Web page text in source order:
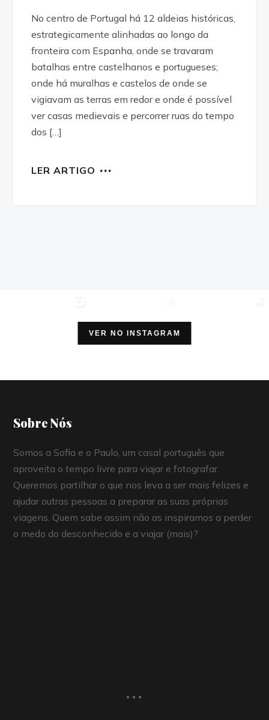
No centro de Portugal há 12 aldeias históricas,
estrategicamente alinhadas ao longo da
fronteira com Espanha, onde se travaram
batalhas entre castelhanos e portugueses;
onde há muralhas e castelos de onde se
vigiavam as terras em redor e onde é possível
ver casas medievais e percorrer ruas do tempo
dos […]
LER ARTIGO
VER NO INSTAGRAM
Sobre Nós
Somos a Sofia e o Paulo, um casal português que
aproveita o tempo livre para viajar e fotografar.
Queremos partilhar o que nos leva a ser mais felizes e
ajudar outras pessoas a preparar as suas próprias
viagens. Quem sabe assim não as inspiramos a perder
o medo do desconhecido e a viajar (mais)?
...